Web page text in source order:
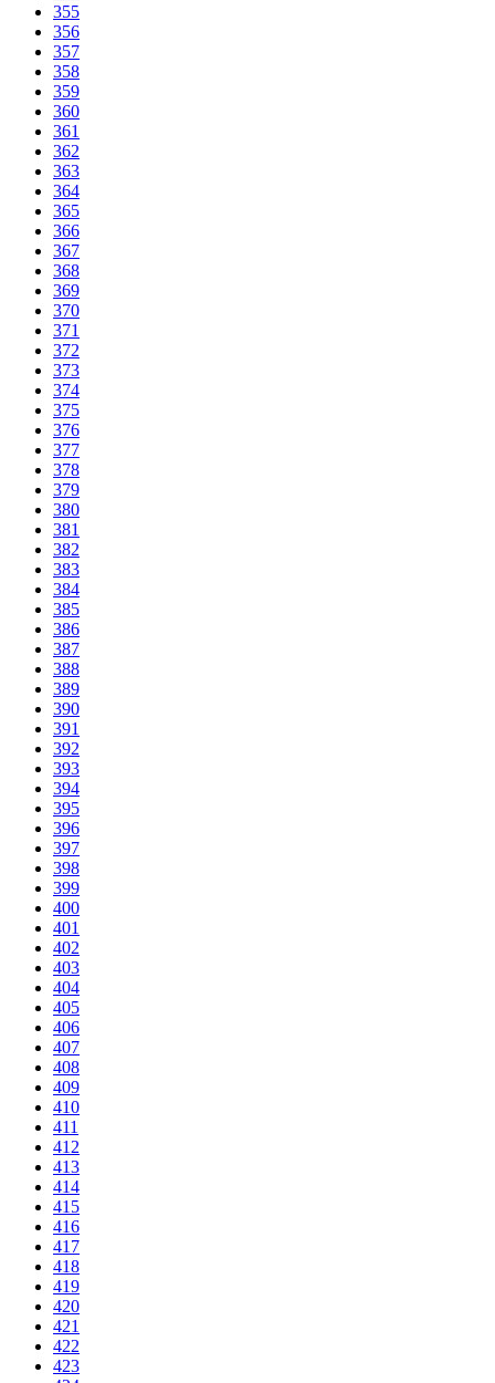
355
356
357
358
359
360
361
362
363
364
365
366
367
368
369
370
371
372
373
374
375
376
377
378
379
380
381
382
383
384
385
386
387
388
389
390
391
392
393
394
395
396
397
398
399
400
401
402
403
404
405
406
407
408
409
410
411
412
413
414
415
416
417
418
419
420
421
422
423